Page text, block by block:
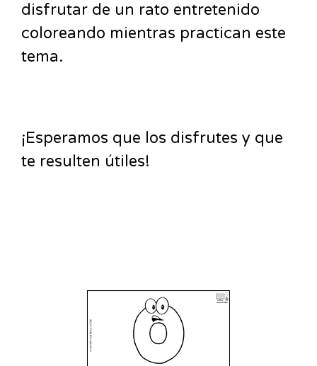
disfrutar de un rato entretenido
coloreando mientras practican este
tema.
¡Esperamos que los disfrutes y que
te resulten útiles!